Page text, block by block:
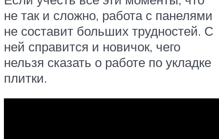
не так и сложно, работа с панелями
не составит больших трудностей. С
ней справится и новичок, чего
нельзя сказать о работе по укладке
плитки.